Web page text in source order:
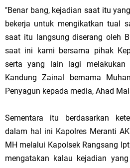
"Benar bang, kejadian saat itu
bekerja untuk mengikatkan tual
saat itu langsung diserang oleh
saat ini kami bersama pihak
serta yang lain lagi melakukan
Kandung Zainal bernama
Penyagun kepada media, Ahad
Sementara itu berdasarkan
dalam hal ini Kapolres Meranti
MH melalui Kapolsek Rangsang
mengatakan kalau kejadian